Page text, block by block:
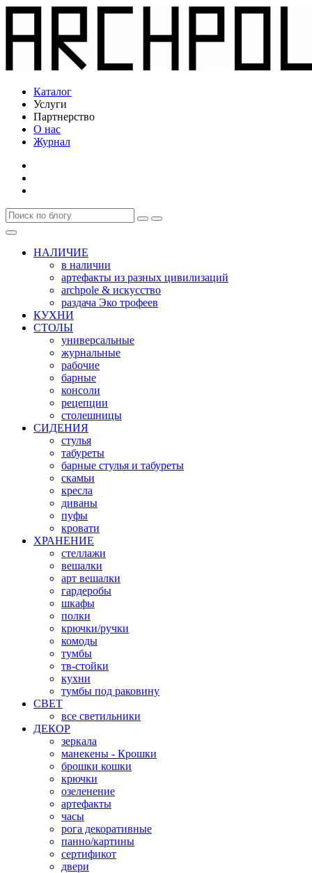
Каталог
Услуги
Партнерство
О нас
Журнал
НАЛИЧИЕ
в наличии
артефакты из разных цивилизаций
archpole & искусство
раздача Эко трофеев
КУХНИ
СТОЛЫ
универсальные
журнальные
рабочие
барные
консоли
рецепции
столешницы
СИДЕНИЯ
стулья
табуреты
барные стулья и табуреты
скамьи
кресла
диваны
пуфы
кровати
ХРАНЕНИЕ
стеллажи
вешалки
арт вешалки
гардеробы
шкафы
полки
крючки/ручки
комоды
тумбы
тв-стойки
кухни
тумбы под раковину
СВЕТ
все светильники
ДЕКОР
зеркала
манекены - Крошки
брошки кошки
крючки
озеленение
артефакты
часы
рога декоративные
панно/картины
сертификот
двери